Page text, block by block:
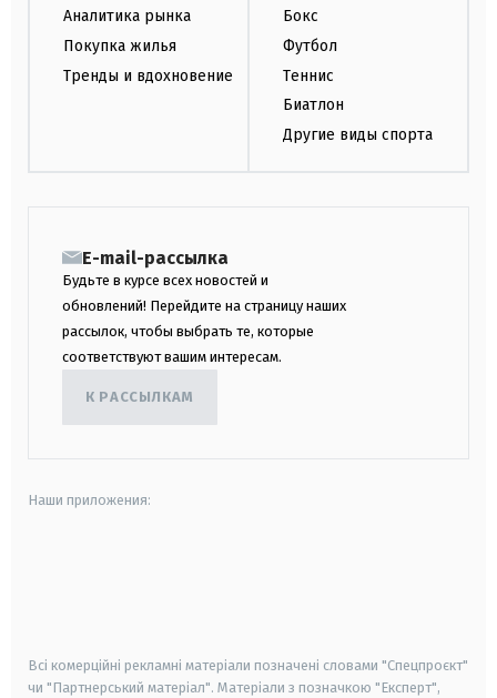
Аналитика рынка
Покупка жилья
Тренды и вдохновение
Бокс
Футбол
Теннис
Биатлон
Другие виды спорта
E-mail-рассылка
Будьте в курсе всех новостей и
обновлений! Перейдите на страницу наших
рассылок, чтобы выбрать те, которые
соответствуют вашим интересам.
К РАССЫЛКАМ
Наши приложения:
Всі комерційні рекламні матеріали позначені словами "Спецпроєкт"
чи "Партнерський матеріал". Матеріали з позначкою "Експерт",